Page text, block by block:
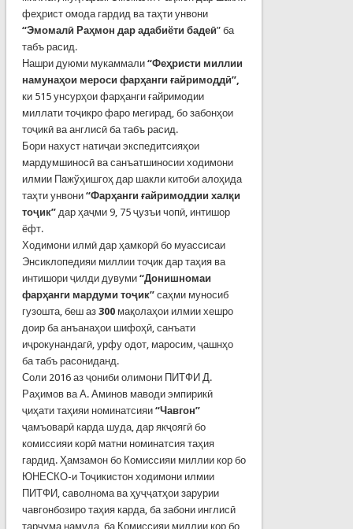
феҳрист омода гардид ва таҳти унвони
“Эмомалӣ Раҳмон дар адабиёти бадеӣ” ба
табъ расид.
Нашри дуюми мукаммали “Феҳристи миллии
намунаҳои мероси фарҳанги ғайримоддӣ”,
ки 515 унсурҳои фарҳанги ғайримодии
миллати тоҷикро фаро мегирад, бо забонҳои
тоҷикӣ ва англисӣ ба табъ расид.
Бори нахуст натиҷаи экспедитсияҳои
мардумшиносӣ ва санъатшиносии ходимони
илмии Пажўҳишгоҳ дар шакли китоби алоҳида
таҳти унвони “Фарҳанги ғайримоддии халқи
тоҷик”дар ҳаҷми 9, 75 ҷузъи чопӣ, интишор
ёфт.
Ходимони илмӣ дар ҳамкорӣ бо муассисаи
Энсиклопедияи миллии тоҷик дар таҳия ва
интишори ҷилди дувуми “Донишномаи
фарҳанги мардуми тоҷик”саҳми муносиб
гузошта, беш аз 300мақолаҳои илмии хешро
доир ба анъанаҳои шифоҳӣ, санъати
иҷрокунандагӣ, урфу одот, маросим, ҷашнҳо
ба табъ расониданд.
Соли 2016 аз ҷониби олимони ПИТФИ Д.
Раҳимов ва А. Аминов маводи эмпирикӣ
ҷиҳати таҳияи номинатсияи “Чавгон”
ҷамъоварӣ карда шуда, дар якҷоягӣ бо
комиссияи корӣ матни номинатсия таҳия
гардид. Ҳамзамон бо Комиссияи миллии кор бо
ЮНЕСКО-и Тоҷикистон ходимони илмии
ПИТФИ, саволнома ва ҳуҷҷатҳои зарурии
чавгонбозиро таҳия карда, ба забони инглисӣ
тарҷума намуда, ба Комиссияи миллии кор бо